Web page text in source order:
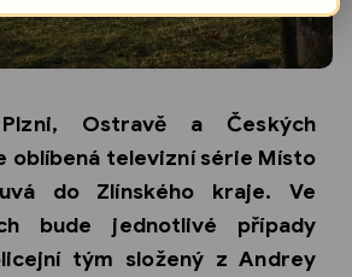
Ostravě a Českých
oblíbená televizní série Místo
do Zlínského kraje. Ve
bude jednotlivé případy
tým složený z Andrey